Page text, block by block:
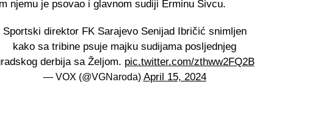
njemu je psovao i glavnom sudiji Erminu Sivcu.
Sportski direktor FK Sarajevo Senijad Ibričić snimljen
kako sa tribine psuje majku sudijama posljednjeg
derbija sa Željom. pic.twitter.com/zthww2FQ2B
— VOX (@VGNaroda) April 15, 2024